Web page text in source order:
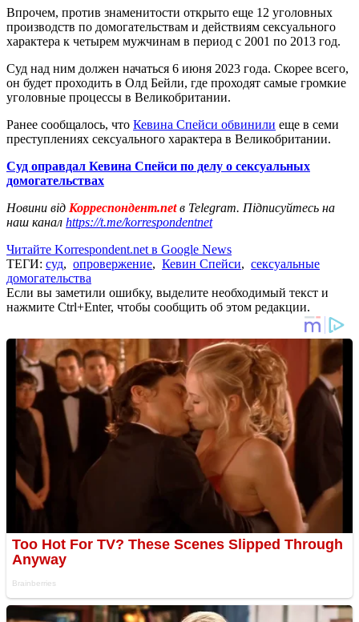
Впрочем, против знаменитости открыто еще 12 уголовных
производств по домогательствам и действиям сексуального
характера к четырем мужчинам в период с 2001 по 2013 год.
Суд над ним должен начаться 6 июня 2023 года. Скорее всего,
он будет проходить в Олд Бейли, где проходят самые громкие
уголовные процессы в Великобритании.
Ранее сообщалось, что Кевина Спейси обвинили еще в семи
преступлениях сексуального характера в Великобритании.
Суд оправдал Кевина Спейси по делу о сексуальных
домогательствах
Новини від Корреспондент.netв Telegram. Підписуйтесь на
наш канал https://t.me/korrespondentnet
Читайте Korrespondent.net в Google News
ТЕГИ: суд, опровержение, Кевин Спейси, сексуальные
домогательства
Если вы заметили ошибку, выделите необходимый текст и
нажмите Ctrl+Enter, чтобы сообщить об этом редакции.